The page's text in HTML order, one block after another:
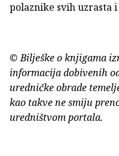
polaznike svih uzrasta
© Bilješke o knjigama
informacija dobivenih
uredničke obrade
kao takve ne smiju
uredništvom portala.